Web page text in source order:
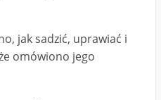
jak sadzić, uprawiać i
omówiono jego